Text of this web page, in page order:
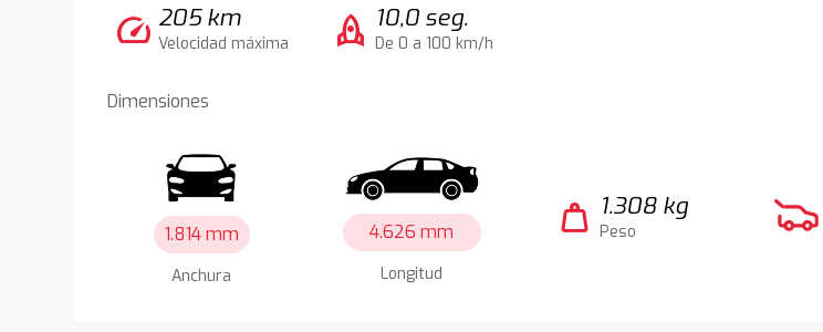
speed 205 km
Velocidad máxima rocket 10,0 seg.
De 0 a 100 km/h
Dimensiones
1.814 mm
Anchura
4.626 mm
Longitud
weight 1.308 kg
Peso